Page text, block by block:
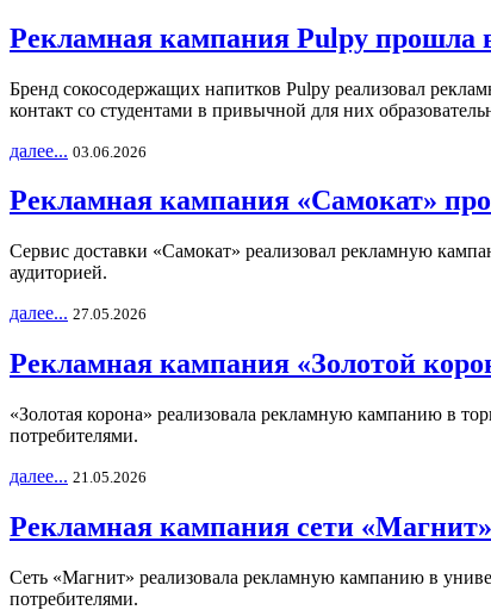
Рекламная кампания Pulpy прошла
Бренд сокосодержащих напитков Pulpy реализовал
контакт со студентами в привычной для них
далее... 03.06.2026
Рекламная кампания «Самокат»
Сервис доставки «Самокат» реализовал рекламную
аудиторией.
далее... 27.05.2026
Рекламная кампания «Золотой
«Золотая корона» реализовала рекламную кампанию в
потребителями.
далее... 21.05.2026
Рекламная кампания сети
Сеть «Магнит» реализовала рекламную кампанию в
потребителями.